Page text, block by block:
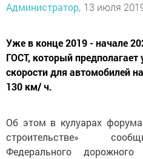
Администратор, 13 июля
Уже в конце 2019 - начале
ГОСТ, который предполагает
скорости для автомобилей
130 км/ ч.
Об этом в кулуарах
строительстве»
Федерального дорожного